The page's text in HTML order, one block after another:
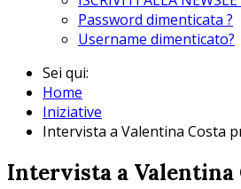
Password dimenticata ?
Username dimenticato?
Sei qui:
Home
Iniziative
Intervista a Valentina Costa
Intervista a Valentina